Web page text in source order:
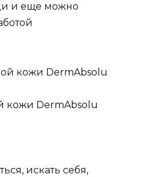
и еще можно
кожи DermAbsolu
искать себя,